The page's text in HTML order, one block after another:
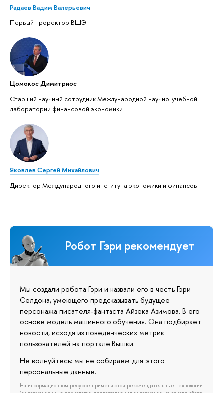
Радаев Вадим Валерьевич
Первый проректор ВШЭ
Цомокос Димитриос
Старший научный сотрудник Международной научно-учебной
лаборатории финансовой экономики
Яковлев Сергей Михайлович
Директор Международного института экономики и финансов
Робот Гэри рекомендует
Мы создали робота Гэри и назвали его в честь Гэри
Селдона, умеющего предсказывать будущее
персонажа писателя-фантаста Айзека Азимова. В его
основе модель машинного обучения. Она подбирает
новости, исходя из поведенческих метрик
пользователей на портале Вышки.
Не волнуйтесь: мы не собираем для этого
персональные данные.
На информационном ресурсе применяются рекомендательные технологии